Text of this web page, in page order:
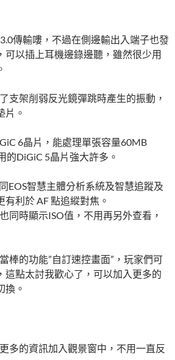
3.0傳輸嘍，不過在側邊輸出入端子也發
可以插上耳機邊錄邊聽，雖然很少用
支架削弱反光鏡彈跳時產生的振動，
片。
6晶片，能處理單張容量60MB
的DiGiC 5晶片強大許多。
EOS智慧主體分析系統及智慧追蹤及
利於 AF 點追縱對焦。
同時顯示ISO值，不用再另外查看，
棒的功能”自訂速控畫面”，玩家們可
這點太討我歡心了，可以加入更多的
換。
多的資訊加入觀景窗中，不用一直反